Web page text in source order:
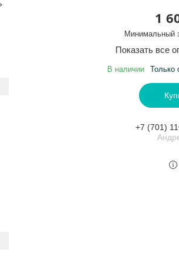
1
Минимальный
Показать все
В наличии Только
+7 (701)